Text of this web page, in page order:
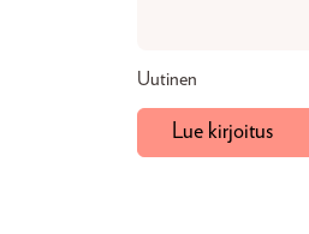
Uutinen
Lue kirjoitus